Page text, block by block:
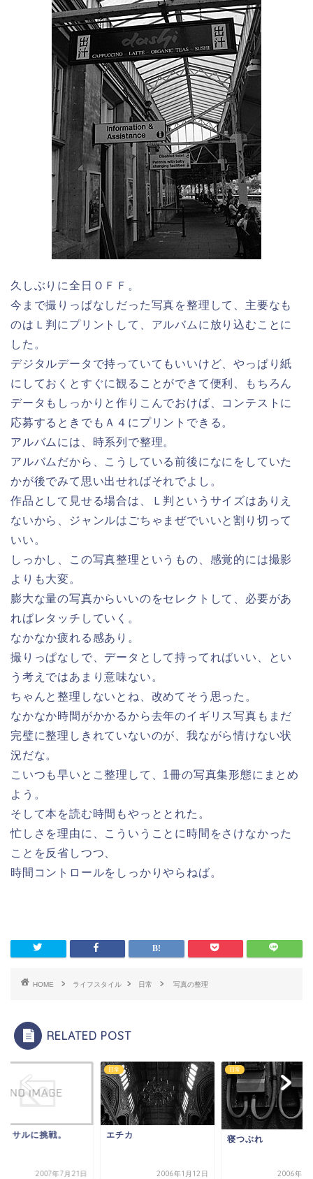
久しぶりに全日ＯＦＦ。
今まで撮りっぱなしだった写真を整理して、主要なも
のはＬ判にプリントして、アルバムに放り込むことに
した。
デジタルデータで持っていてもいいけど、やっぱり紙
にしておくとすぐに観ることができて便利、もちろん
データもしっかりと作りこんでおけば、コンテストに
応募するときでもＡ４にプリントできる。
アルバムには、時系列で整理。
アルバムだから、こうしている前後になにをしていた
かが後でみて思い出せればそれでよし。
作品として見せる場合は、Ｌ判というサイズはありえ
ないから、ジャンルはごちゃまぜでいいと割り切って
いい。
しっかし、この写真整理というもの、感覚的には撮影
よりも大変。
膨大な量の写真からいいのをセレクトして、必要があ
ればレタッチしていく。
なかなか疲れる感あり。
撮りっぱなしで、データとして持ってればいい、とい
う考えではあまり意味ない。
ちゃんと整理しないとね、改めてそう思った。
なかなか時間がかかるから去年のイギリス写真もまだ
完璧に整理しきれていないのが、我ながら情けない状
況だな。
こいつも早いとこ整理して、1冊の写真集形態にまとめ
よう。
そして本を読む時間もやっととれた。
忙しさを理由に、こういうことに時間をさけなかった
ことを反省しつつ、
時間コントロールをしっかりやらねば。
HOME ライフスタイル 日常 写真の整理
RELATED POST
トサルに挑戦。
2007年7月21日
日常
エチカ
2006年1月12日
日常
寝つぶれ
2006年1